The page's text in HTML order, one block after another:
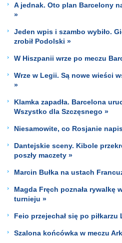
A jednak. Oto plan Barcelony
»
Jeden wpis i szambo wybiło.
zrobił Podolski »
W Hiszpanii wrze po meczu
Wrze w Legii. Są nowe wieści
»
Klamka zapadła. Barcelona
Wszystko dla Szczęsnego »
Niesamowite, co Rosjanie
Dantejskie sceny. Kibole
poszły maczety »
Marcin Bułka na ustach
Magda Fręch poznała rywalkę
turnieju »
Feio przejechał się po
Szalona końcówka w meczu